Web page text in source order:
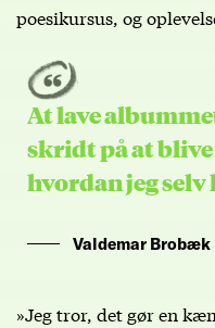
poesikursus, og
At lave
skridt på at
hvordan jeg selv
Valdemar Brobæk
»Jeg tror, det gør en